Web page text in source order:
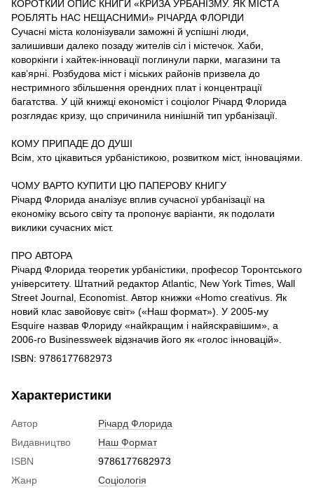
КОРОТКИЙ ОПИС КНИГИ «КРИЗА УРБАНІЗМУ. ЯК МІСТА
РОБЛЯТЬ НАС НЕЩАСНИМИ» РІЧАРДА ФЛОРІДИ
Сучасні міста колонізували заможні й успішні люди,
залишивши далеко позаду жителів сіл і містечок. Хаби,
коворкінги і хайтек-інновації поглинули парки, магазини та
кав’ярні. Розбудова міст і міських районів призвела до
нестримного збільшення орендних плат і концентрації
багатства. У цій книжці економіст і соціолог Річард Флорида
розглядає кризу, що спричинила нинішній тип урбанізації.
КОМУ ПРИПАДЕ ДО ДУШІ
Всім, хто цікавиться урбаністикою, розвитком міст, інноваціями.
ЧОМУ ВАРТО КУПИТИ ЦЮ ПАПЕРОВУ КНИГУ
Річард Флорида аналізує вплив сучасної урбанізації на
економіку всього світу та пропонує варіанти, як подолати
виклики сучасних міст.
ПРО АВТОРА
Річард Флорида теоретик урбаністики, професор Торонтського
університету. Штатний редактор Atlantic, New York Times, Wall
Street Journal, Economist. Автор книжки «Homo creativus. Як
новий клас завойовує світ» («Наш формат»). У 2005-му
Esquire назвав Флориду «найкращим і найяскравішим», а
2006-го Businessweek відзначив його як «голос інновацій».
ISBN: 9786177682973
Характеристики
Автор
Річард Флорида
Видавництво
Наш Формат
ISBN
9786177682973
Жанр
Соціологія